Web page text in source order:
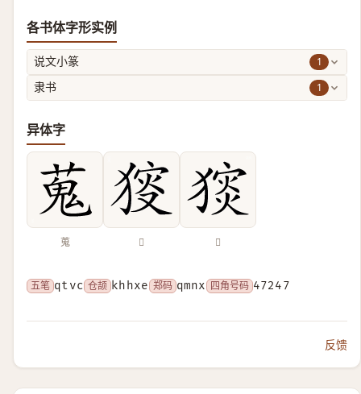
各书体字形实例
说文小篆 1
隶书 1
异体字
蒐 𤟫 𤡗
五笔 qtvc 仓颉 khhxe 郑码 qmnx 四角号码 47247
反馈